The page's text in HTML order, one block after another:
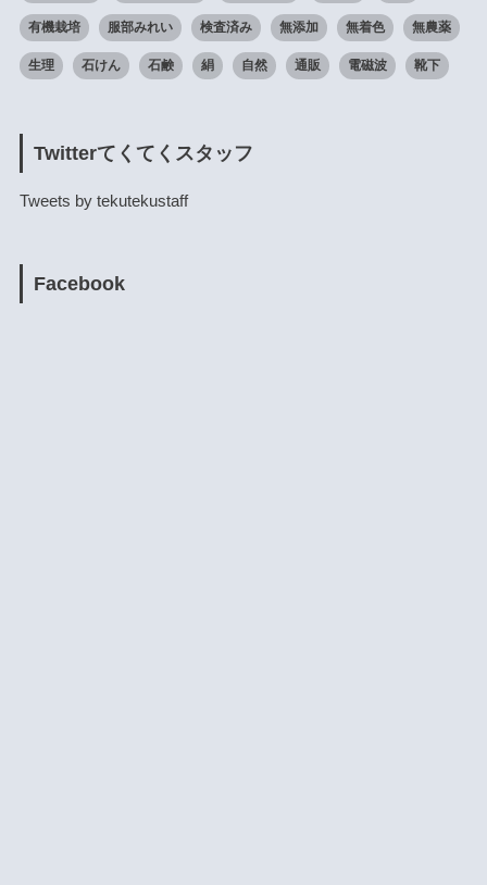
有機栽培 服部みれい 検査済み 無添加 無着色 無農薬
生理 石けん 石鹸 絹 自然 通販 電磁波 靴下
Twitterてくてくスタッフ
Tweets by tekutekustaff
Facebook